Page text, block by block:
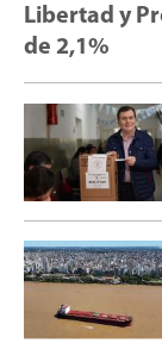
Libertad y
de 2,1%